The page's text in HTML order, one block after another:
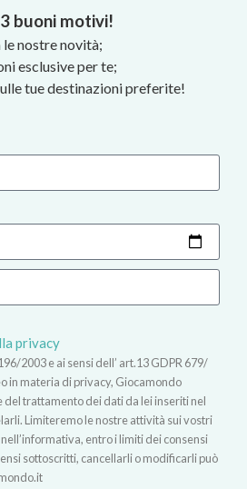
buoni motivi!
nostre novità;
esclusive per te;
tue destinazioni preferite!
privacy
2003 e ai sensi dell’ art.13 GDPR 679/
in materia di privacy, Giocamondo
del trattamento dei dati da lei inseriti nel
Limiteremo le nostre attività sui vostri
entro i limiti dei consensi
sottoscritti, cancellarli o modificarli può